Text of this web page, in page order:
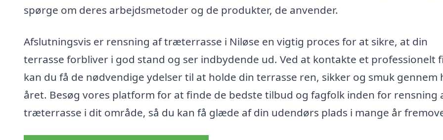
spørge om deres arbejdsmetoder og de produkter, de anvender.
Afslutningsvis er rensning af træterrasse i Niløse en vigtig proces for at sikre, at din
terrasse forbliver i god stand og ser indbydende ud. Ved at kontakte et professionelt
kan du få de nødvendige ydelser til at holde din terrasse ren, sikker og smuk gennem
året. Besøg vores platform for at finde de bedste tilbud og fagfolk inden for rensning
træterrasse i dit område, så du kan få glæde af din udendørs plads i mange år